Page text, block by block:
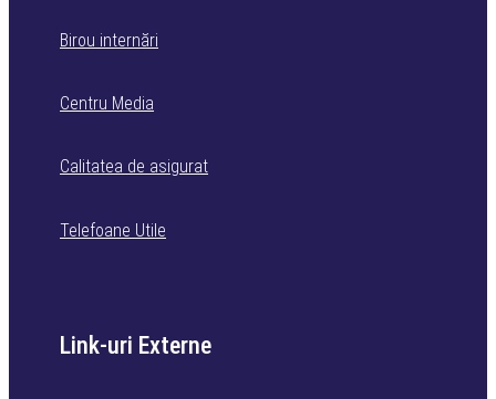
Birou internări
Centru Media
Calitatea de asigurat
Telefoane Utile
Link-uri Externe